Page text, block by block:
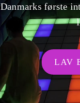
Danmarks første
LAV